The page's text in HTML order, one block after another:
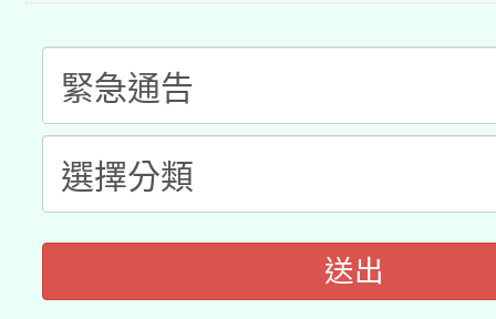
礎課程
A3數位素養講師名單
「數位內容與教學軟體
pilot」
有關大陸委員會函釋公
薪期間赴陸應申請許可
轉知經濟部水利署委託
業技術研究院辦理「
115年8月22日(星期六
送出